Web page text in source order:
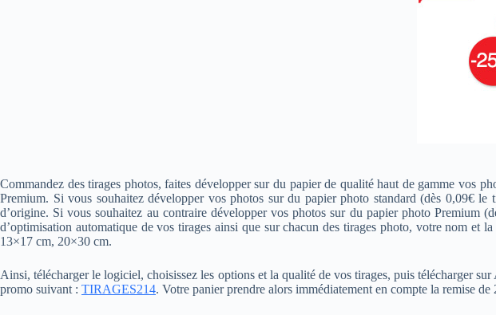
Commandez des tirages photos, faites développer sur du papier de qualité haut de gamme vos
Premium. Si vous souhaitez développer vos photos sur du papier photo standard (dès 0,09€
d’origine. Si vous souhaitez au contraire développer vos photos sur du papier photo Premium
d’optimisation automatique de vos tirages ainsi que sur chacun des tirages photo, votre nom
13×17 cm, 20×30 cm.
Ainsi, télécharger le logiciel, choisissez les options et la qualité de vos tirages, puis télécharger
promo suivant : TIRAGES214. Votre panier prendre alors immédiatement en compte la remise